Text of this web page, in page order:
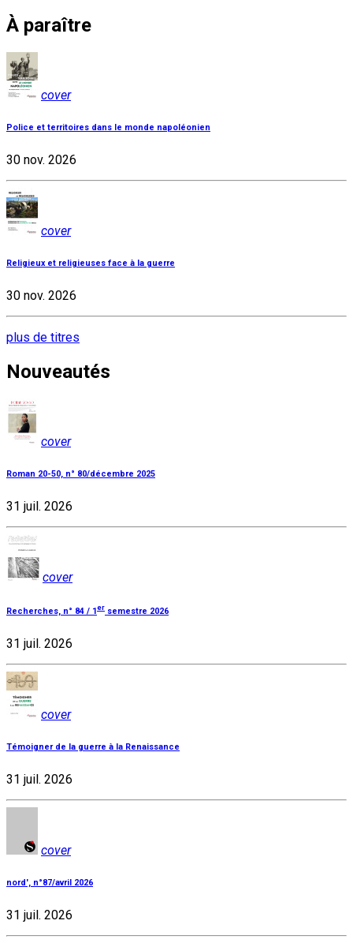
À paraître
cover
Police et territoires dans le monde napoléonien
30 nov. 2026
cover
Religieux et religieuses face à la guerre
30 nov. 2026
plus de titres
Nouveautés
cover
Roman 20-50, n° 80/décembre 2025
31 juil. 2026
cover
Recherches, n° 84 / 1 er semestre 2026
31 juil. 2026
cover
Témoigner de la guerre à la Renaissance
31 juil. 2026
cover
nord', n°87/avril 2026
31 juil. 2026